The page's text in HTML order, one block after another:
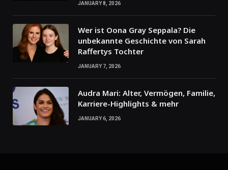
JANUARY 8, 2026
Wer ist Oona Gray Seppala? Die
unbekannte Geschichte von Sarah
Raffertys Tochter
JANUARY 7, 2026
Audra Mari: Alter, Vermögen, Familie,
Karriere-Highlights & mehr
JANUARY 6, 2026